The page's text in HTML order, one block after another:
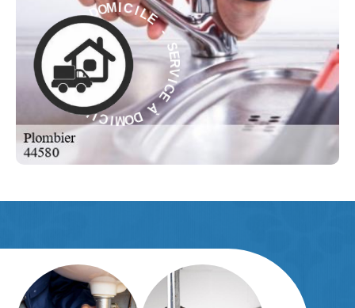
S
E
R
V
I
E
À
DO
MICILE -
S
E
R
V
I
C
E
À
D
O
M
I
C
I
L
E
-